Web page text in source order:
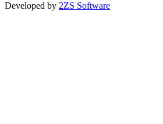
Developed by 2ZS Software